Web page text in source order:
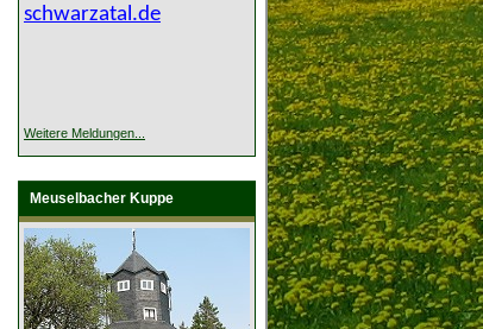
schwarzatal.de
Weitere Meldungen...
Meuselbacher Kuppe